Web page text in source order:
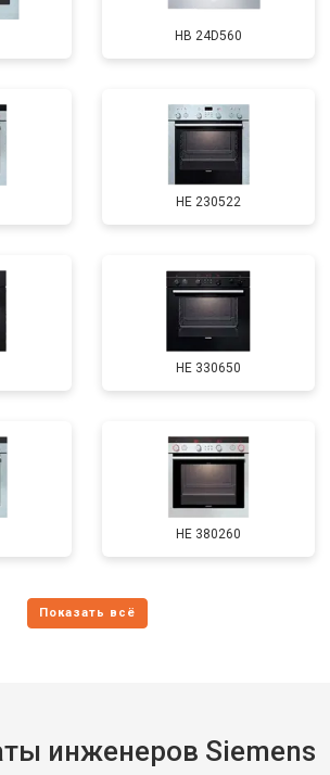
HB 24D560
HE 230522
HE 330650
HE 380260
инженеров Siemens